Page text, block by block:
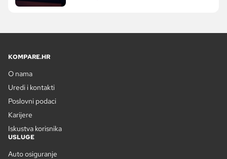
KOMPARE.HR
O nama
Uredi i kontakti
Poslovni podaci
Karijere
Iskustva korisnika
USLUGE
Auto osiguranje